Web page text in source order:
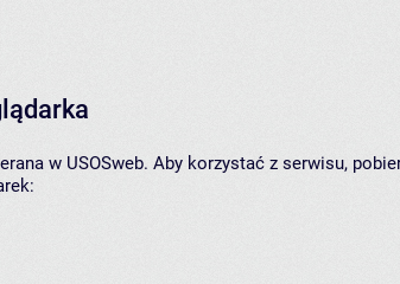
w USOSweb. Aby korzystać z serwisu,